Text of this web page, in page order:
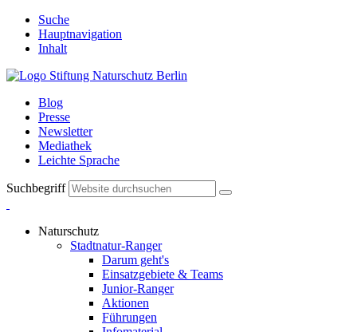
Suche
Hauptnavigation
Inhalt
Blog
Presse
Newsletter
Mediathek
Leichte Sprache
Suchbegriff
Naturschutz
Stadtnatur-Ranger
Darum geht's
Einsatzgebiete & Teams
Junior-Ranger
Aktionen
Führungen